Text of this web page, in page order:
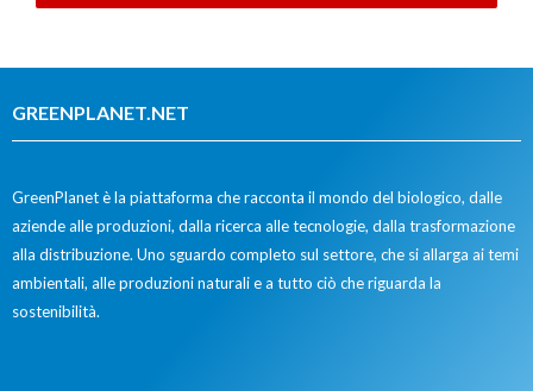
GREENPLANET.NET
GreenPlanet è la piattaforma che racconta il mondo del biologico, dalle
aziende alle produzioni, dalla ricerca alle tecnologie, dalla trasformazione
alla distribuzione. Uno sguardo completo sul settore, che si allarga ai temi
ambientali, alle produzioni naturali e a tutto ciò che riguarda la
sostenibilità.